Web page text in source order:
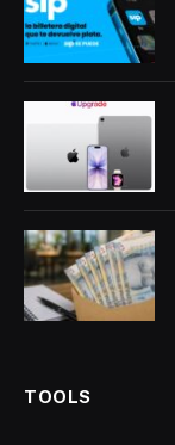
TOOLS